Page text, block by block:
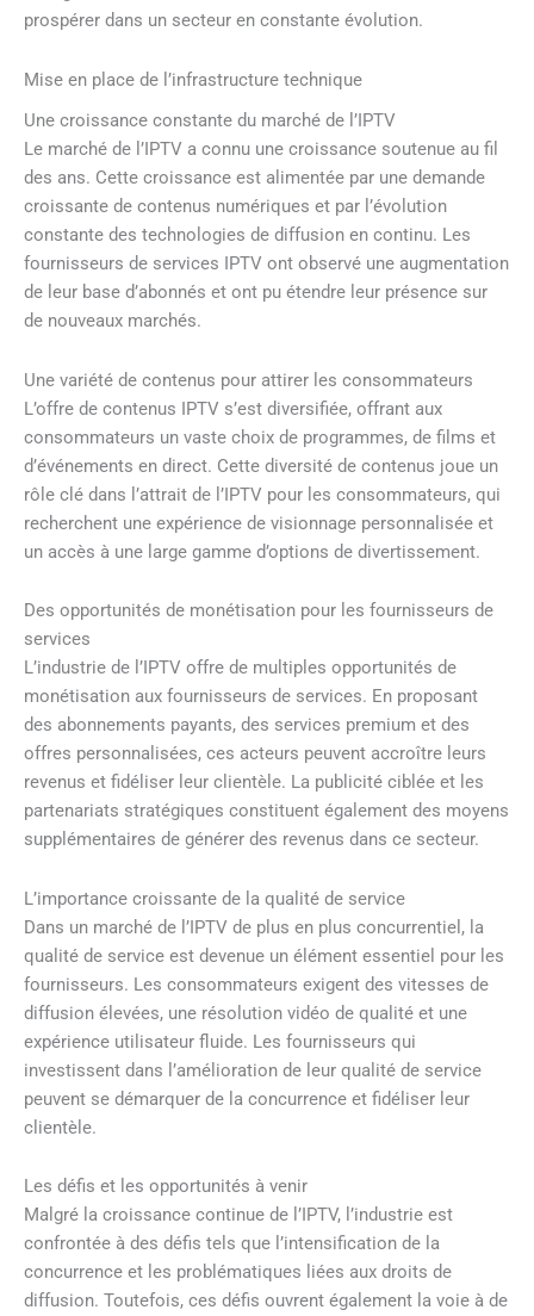
prospérer dans un secteur en constante évolution.
Mise en place de l’infrastructure technique
Une croissance constante du marché de l’IPTV
Le marché de l’IPTV a connu une croissance soutenue au fil
des ans. Cette croissance est alimentée par une demande
croissante de contenus numériques et par l’évolution
constante des technologies de diffusion en continu. Les
fournisseurs de services IPTV ont observé une augmentation
de leur base d’abonnés et ont pu étendre leur présence sur
de nouveaux marchés.
Une variété de contenus pour attirer les consommateurs
L’offre de contenus IPTV s’est diversifiée, offrant aux
consommateurs un vaste choix de programmes, de films et
d’événements en direct. Cette diversité de contenus joue un
rôle clé dans l’attrait de l’IPTV pour les consommateurs, qui
recherchent une expérience de visionnage personnalisée et
un accès à une large gamme d’options de divertissement.
Des opportunités de monétisation pour les fournisseurs de
services
L’industrie de l’IPTV offre de multiples opportunités de
monétisation aux fournisseurs de services. En proposant
des abonnements payants, des services premium et des
offres personnalisées, ces acteurs peuvent accroître leurs
revenus et fidéliser leur clientèle. La publicité ciblée et les
partenariats stratégiques constituent également des moyens
supplémentaires de générer des revenus dans ce secteur.
L’importance croissante de la qualité de service
Dans un marché de l’IPTV de plus en plus concurrentiel, la
qualité de service est devenue un élément essentiel pour les
fournisseurs. Les consommateurs exigent des vitesses de
diffusion élevées, une résolution vidéo de qualité et une
expérience utilisateur fluide. Les fournisseurs qui
investissent dans l’amélioration de leur qualité de service
peuvent se démarquer de la concurrence et fidéliser leur
clientèle.
Les défis et les opportunités à venir
Malgré la croissance continue de l’IPTV, l’industrie est
confrontée à des défis tels que l’intensification de la
concurrence et les problématiques liées aux droits de
diffusion. Toutefois, ces défis ouvrent également la voie à de